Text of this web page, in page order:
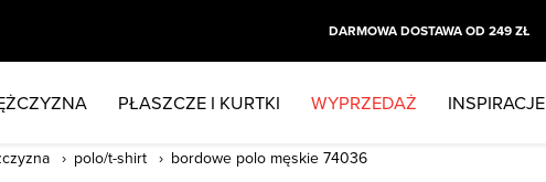
DARMOWA DOSTAWA OD 249 ZŁ
PŁASZCZE I KURTKI WYPRZEDAŻ INSPIRACJE
polo/t-shirt bordowe polo męskie 74036